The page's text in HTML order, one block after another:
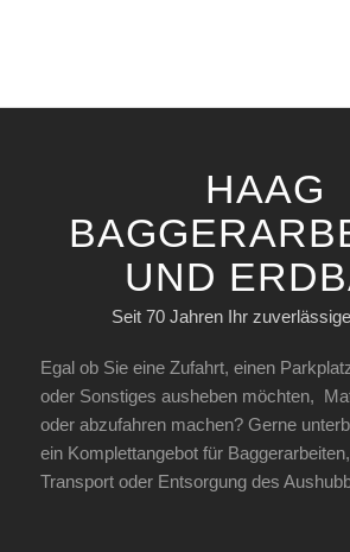
HAAG
UND
Seit 70 Jahren Ihr
Egal ob Sie eine Zufahrt, einen
oder Sonstiges ausheben möchten,
oder abzufahren machen? Gerne
ein Komplettangebot für
Transport oder Entsorgung des